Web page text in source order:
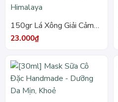
150gr Lá Xông Giải Cảm
Tặng Kèm Muối Xông
23.000₫